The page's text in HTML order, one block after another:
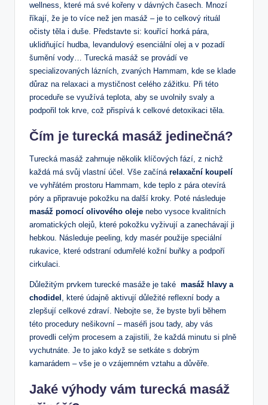
wellness, které ​má své kořeny v dávných časech. Mnozí
říkají,‌ že‌ je to více než jen masáž –​ je to celkový rituál
očisty těla⁣ i duše. ‌Představte si: kouřící ⁣horká ⁢pára,
uklidňující hudba, ⁢levandulový esenciální olej a v pozadí⁢
šumění vody… Turecká masáž se provádí⁤ ve
⁢specializovaných lázních, zvaných Hammam, kde se‍ klade
důraz ⁣na relaxaci a ⁣mystičnost celého zážitku. Při této
proceduře‍ se využívá teplota, aby⁢ se uvolnily svaly a
podpořil tok krve, ‍což přispívá k celkové detoxikaci těla.
Čím ⁣je turecká‌ masáž jedinečná?
Turecká masáž zahrnuje ⁢několik klíčových fází, z nichž
každá má svůj vlastní účel. ⁣Vše ⁤začíná relaxační​ koupelí
ve vyhřátém prostoru Hammam, ‌kde teplo z pára otevírá⁣
póry a připravuje‍ pokožku na další⁤ kroky. Poté následuje
masáž pomocí olivového oleje nebo vysoce kvalitních
aromatických olejů, které pokožku‍ vyživují a zanechávají ji
hebkou.⁣ Následuje peeling, kdy masér použije speciální
rukavice,‍ které odstraní ‌odumřelé ⁤kožní buňky a podpoří
‍cirkulaci.
Důležitým⁣ prvkem turecké⁤ masáže je také ​ masáž​ hlavy a
chodidel , které údajně aktivují⁤ důležité‌ reflexní body a
zlepšují celkové zdraví. ‌Nebojte ‍se, že byste byli během
této procedury nešikovní – maséři jsou ⁢tady, aby vás
provedli celým procesem a zajistili,⁣ že každá minutu ‌si plně
vychutnáte. Je to jako když ‌se setkáte s dobrým
kamarádem – vše je o vzájemném vztahu a důvěře.
Jaké výhody⁣ vám⁢ turecká masáž